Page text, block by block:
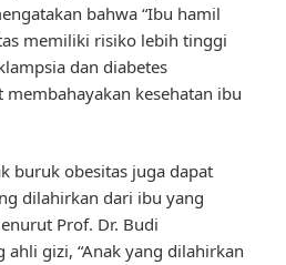
bahwa “Ibu hamil
memiliki risiko lebih tinggi
dan diabetes
membahayakan kesehatan ibu
buruk obesitas juga dapat
dilahirkan dari ibu yang
Prof. Dr. Budi
ahli gizi, “Anak yang dilahirkan